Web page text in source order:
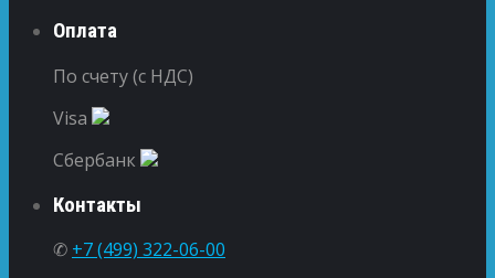
Оплата
По счету (с НДС)
Visa
Сбербанк
Контакты
✆ +7 (499) 322-06-00